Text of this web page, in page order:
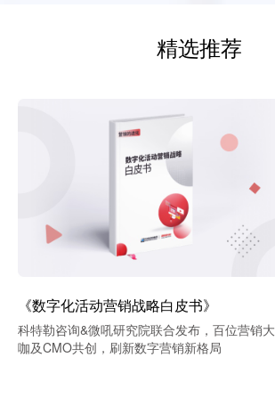
精选推荐
《数字化活动营销战略白皮书》
科特勒咨询&微吼研究院联合发布，百位营销大
咖及CMO共创，刷新数字营销新格局